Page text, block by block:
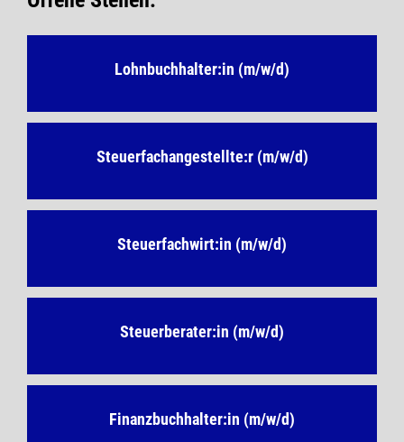
Lohnbuchhalter:in (m/w/d)
Steuerfachangestellte:r (m/w/d)
Steuerfachwirt:in (m/w/d)
Steuerberater:in (m/w/d)
Finanzbuchhalter:in (m/w/d)